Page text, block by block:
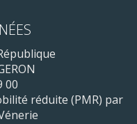
00
réduite (PMR) par